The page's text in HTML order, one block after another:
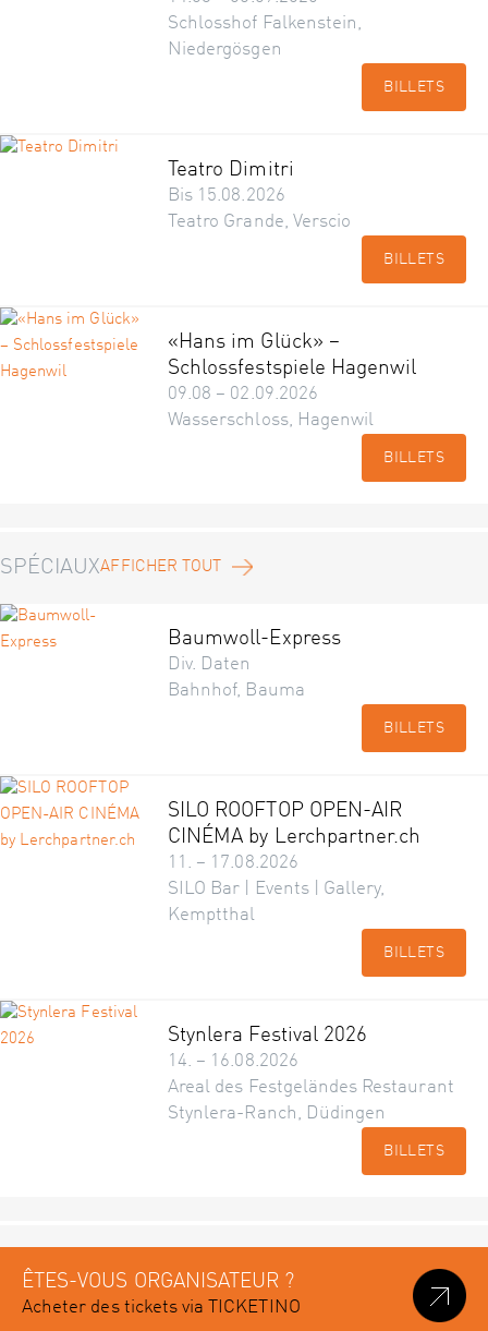
Schlosshof Falkenstein,
Niedergösgen
BILLETS
Teatro Dimitri
Bis 15.08.2026
Teatro Grande, Verscio
BILLETS
«Hans im Glück» –
Schlossfestspiele Hagenwil
09.08 – 02.09.2026
Wasserschloss, Hagenwil
BILLETS
SPÉCIAUXAFFICHER TOUT
Baumwoll-Express
Div. Daten
Bahnhof, Bauma
BILLETS
SILO ROOFTOP OPEN-AIR
CINÉMA by Lerchpartner.ch
11. – 17.08.2026
SILO Bar | Events | Gallery,
Kemptthal
BILLETS
Stynlera Festival 2026
14. – 16.08.2026
Areal des Festgeländes Restaurant
Stynlera-Ranch, Düdingen
BILLETS
ÊTES-VOUS ORGANISATEUR ?
Acheter des tickets via TICKETINO